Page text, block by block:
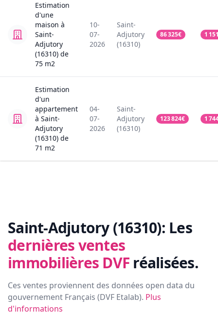
Estimation
d'une
maison à
Saint-
Adjutory
(16310) de
75 m2
10-
07-
2026
Saint-
Adjutory
(16310)
86 325€ 1
Estimation
d'un
appartement
à Saint-
Adjutory
(16310) de
71 m2
04-
07-
2026
Saint-
Adjutory
(16310)
123 824€ 1
Saint-Adjutory (16310): Les
dernières ventes
immobilières DVF réalisées.
Ces ventes proviennent des données open data du
gouvernement Français (DVF Etalab). Plus
d'informations